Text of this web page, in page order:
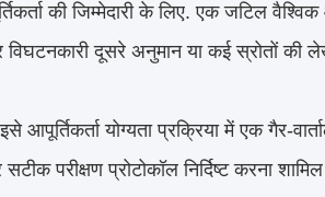
की जिम्मेदारी के लिए. एक जटिल
दूसरे अनुमान या कई स्रोतों की
योग्यता प्रक्रिया में एक गैर-
परीक्षण प्रोटोकॉल निर्दिष्ट करना